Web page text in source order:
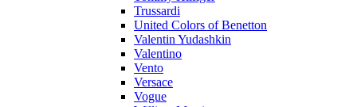
Trussardi
United Colors of Benetton
Valentin Yudashkin
Valentino
Vento
Versace
Vogue